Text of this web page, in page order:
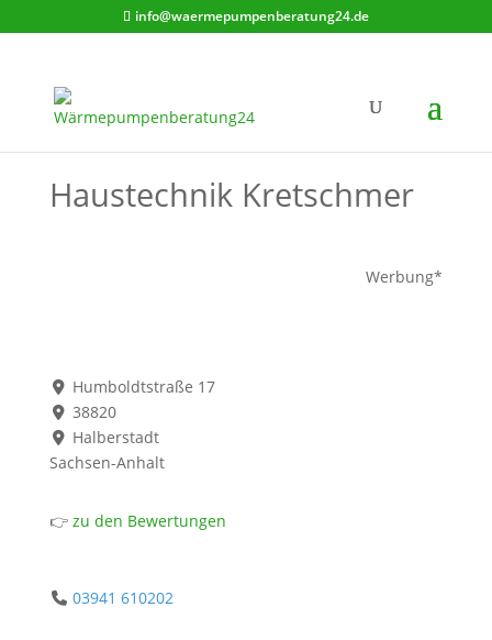
info@waermepumpenberatung24.de
Haustechnik Kretschmer
Werbung*
Humboldtstraße 17
38820
Halberstadt
Sachsen-Anhalt
👉zu den Bewertungen
03941 610202